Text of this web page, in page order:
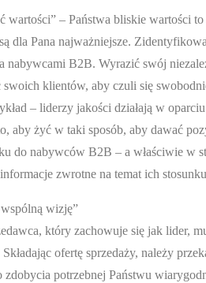
wartości” – Państwa bliskie wartości
dla Pana najważniejsze.
nabywcami B2B. Wyrazić swój
swoich klientów, aby czuli się
– liderzy jakości działają w
aby żyć w taki sposób, aby dawać
do nabywców B2B – a właściwie w
zwrotne na temat ich
wizję”
który zachowuje się jak lider,
ofertę sprzedaży, należy
zdobycia potrzebnej Państwu